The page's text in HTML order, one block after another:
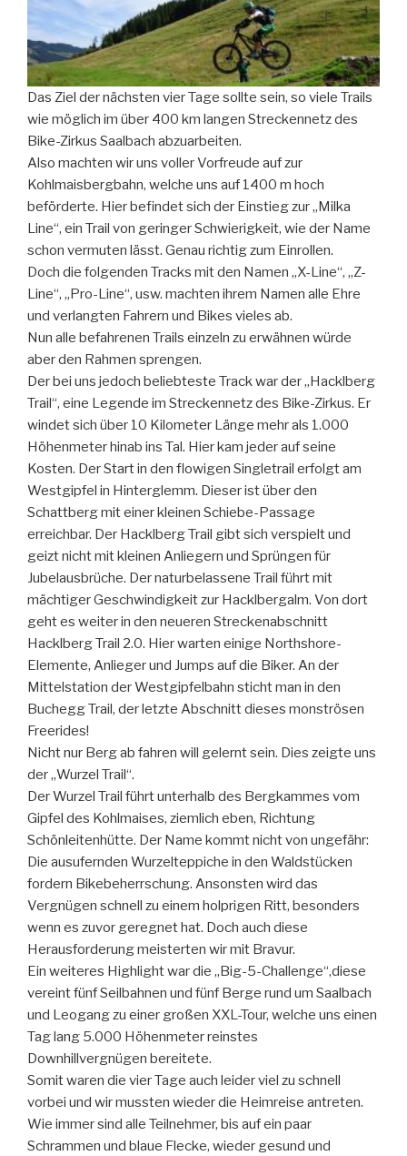
0
Das Ziel der nächsten vier Tage sollte sein, so viele Trails
wie möglich im über 400 km langen Streckennetz des
Bike-Zirkus Saalbach abzuarbeiten.
Also machten wir uns voller Vorfreude auf zur
Kohlmaisbergbahn, welche uns auf 1400 m hoch
beförderte. Hier befindet sich der Einstieg zur „Milka
Line“, ein Trail von geringer Schwierigkeit, wie der Name
schon vermuten lässt. Genau richtig zum Einrollen.
Doch die folgenden Tracks mit den Namen „X-Line“, „Z-
Line“, „Pro-Line“, usw. machten ihrem Namen alle Ehre
und verlangten Fahrern und Bikes vieles ab.
Nun alle befahrenen Trails einzeln zu erwähnen würde
aber den Rahmen sprengen.
Der bei uns jedoch beliebteste Track war der „Hacklberg
Trail“, eine Legende im Streckennetz des Bike-Zirkus. Er
windet sich über 10 Kilometer Länge mehr als 1.000
Höhenmeter hinab ins Tal. Hier kam jeder auf seine
Kosten. Der Start in den flowigen Singletrail erfolgt am
Westgipfel in Hinterglemm. Dieser ist über den
Schattberg mit einer kleinen Schiebe-Passage
erreichbar. Der Hacklberg Trail gibt sich verspielt und
geizt nicht mit kleinen Anliegern und Sprüngen für
Jubelausbrüche. Der naturbelassene Trail führt mit
mächtiger Geschwindigkeit zur Hacklbergalm. Von dort
geht es weiter in den neueren Streckenabschnitt
Hacklberg Trail 2.0. Hier warten einige Northshore-
Elemente, Anlieger und Jumps auf die Biker. An der
Mittelstation der Westgipfelbahn sticht man in den
Buchegg Trail, der letzte Abschnitt dieses monströsen
Freerides!
Nicht nur Berg ab fahren will gelernt sein. Dies zeigte uns
der „Wurzel Trail“.
Der Wurzel Trail führt unterhalb des Bergkammes vom
Gipfel des Kohlmaises, ziemlich eben, Richtung
Schönleitenhütte. Der Name kommt nicht von ungefähr:
Die ausufernden Wurzelteppiche in den Waldstücken
fordern Bikebeherrschung. Ansonsten wird das
Vergnügen schnell zu einem holprigen Ritt, besonders
wenn es zuvor geregnet hat. Doch auch diese
Herausforderung meisterten wir mit Bravur.
Ein weiteres Highlight war die „Big-5-Challenge“,diese
vereint fünf Seilbahnen und fünf Berge rund um Saalbach
und Leogang zu einer großen XXL-Tour, welche uns einen
Tag lang 5.000 Höhenmeter reinstes
Downhillvergnügen bereitete.
Somit waren die vier Tage auch leider viel zu schnell
vorbei und wir mussten wieder die Heimreise antreten.
Wie immer sind alle Teilnehmer, bis auf ein paar
Schrammen und blaue Flecke, wieder gesund und